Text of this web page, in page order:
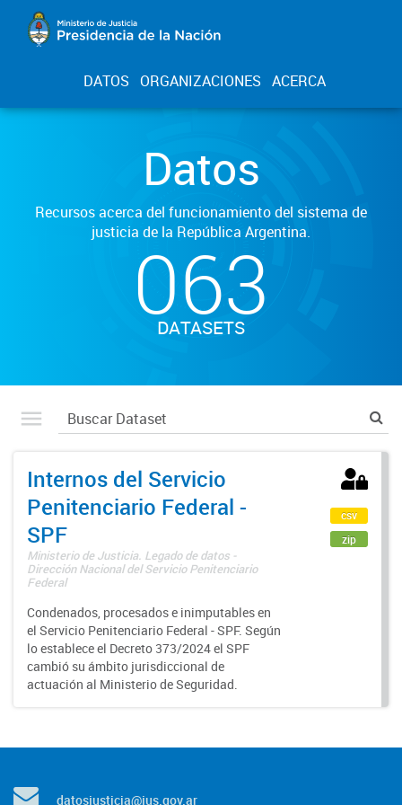
DATOS ORGANIZACIONES ACERCA
Datos
Recursos acerca del funcionamiento del sistema de
justicia de la República Argentina.
063
DATASETS
Internos del Servicio
Penitenciario Federal -
SPF
Ministerio de Justicia. Legado de datos -
Dirección Nacional del Servicio Penitenciario
Federal
Condenados, procesados e inimputables en
el Servicio Penitenciario Federal - SPF. Según
lo establece el Decreto 373/2024 el SPF
cambió su ámbito jurisdiccional de
actuación al Ministerio de Seguridad.
csv
zip
datosjusticia@jus.gov.ar